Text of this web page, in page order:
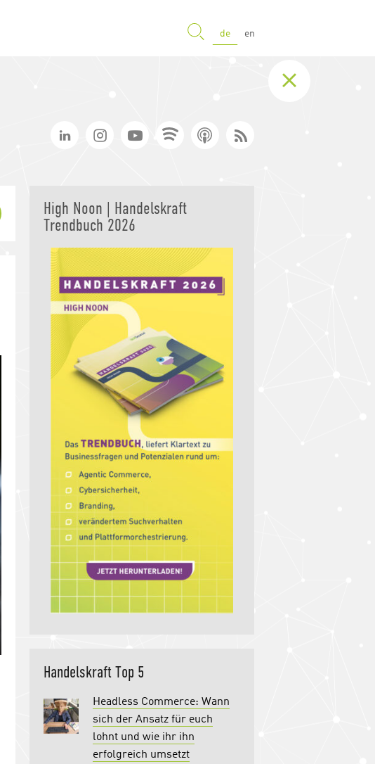
SUCHE de en
High Noon | Handelskraft
Trendbuch 2026
Handelskraft Top 5
Headless Commerce: Wann
sich der Ansatz für euch
lohnt und wie ihr ihn
erfolgreich umsetzt